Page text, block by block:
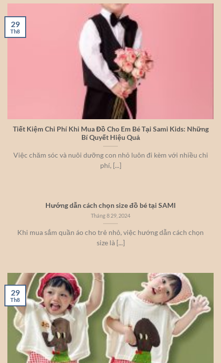
Tiết Kiệm Chi Phí Khi Mua Đồ Cho Em Bé Tại Sami Kids: Những
Bí Quyết Hiệu Quả
Việc chăm sóc và nuôi dưỡng con nhỏ luôn đi kèm với nhiều chi
phí, [...]
29
Th8
Hướng dẫn cách chọn size đồ bé tại SAMI
Tháng 8 29, 2024
Khi mua sắm quần áo cho trẻ nhỏ, việc hướng dẫn cách chọn
size là [...]
29
Th8